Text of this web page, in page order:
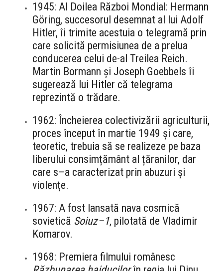
1945: Al Doilea Război Mondial: Hermann
Göring, succesorul desemnat al lui Adolf
Hitler, îi trimite acestuia o telegramă prin
care solicită permisiunea de a prelua
conducerea celui de-al Treilea Reich.
Martin Bormann și Joseph Goebbels îi
sugerează lui Hitler că telegrama
reprezintă o trădare.
1962: Încheierea colectivizării agriculturii,
proces început în martie 1949 și care,
teoretic, trebuia să se realizeze pe baza
liberului consimțământ al țăranilor, dar
care s–a caracterizat prin abuzuri și
violențe.
1967: A fost lansată nava cosmică
sovietică Soiuz–1, pilotată de Vladimir
Komarov.
1968: Premiera filmului românesc